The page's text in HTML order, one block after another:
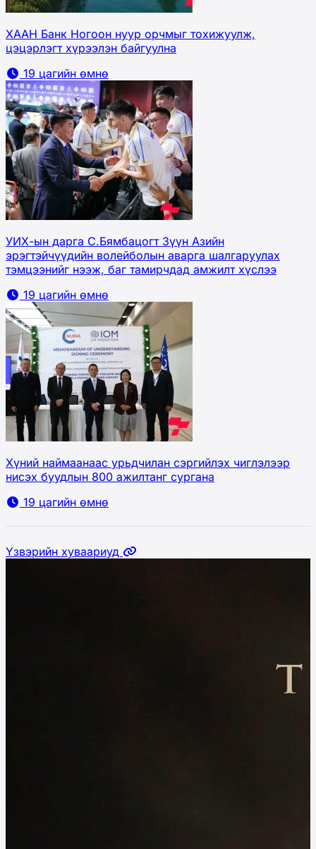
ХААН Банк Ногоон нуур орчмыг тохижуулж,
цэцэрлэгт хүрээлэн байгуулна
19 цагийн өмнө
УИХ-ын дарга С.Бямбацогт Зүүн Азийн
эрэгтэйчүүдийн волейболын аварга шалгаруулах
тэмцээнийг нээж, баг тамирчдад амжилт хүслээ
19 цагийн өмнө
Хүний наймаанаас урьдчилан сэргийлэх чиглэлээр
нисэх буудлын 800 ажилтанг сургана
19 цагийн өмнө
Үзвэрийн хуваариуд